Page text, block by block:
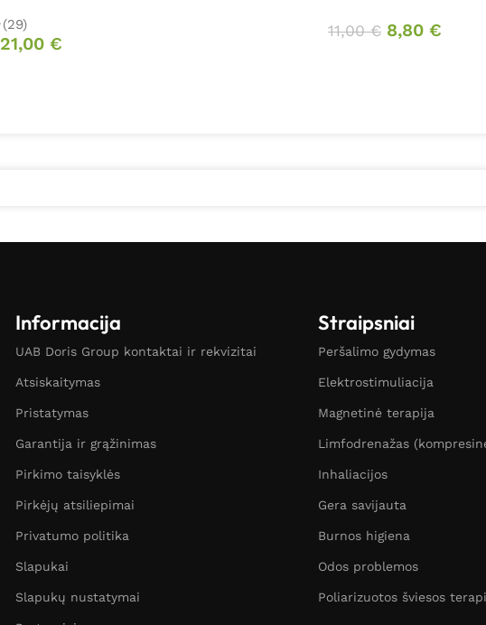
(29)
21,00€
11,00€ 8,80 €
Informacija
UAB Doris Group kontaktai ir rekvizitai
Atsiskaitymas
Pristatymas
Garantija ir grąžinimas
Pirkimo taisyklės
Pirkėjų atsiliepimai
Privatumo politika
Slapukai
Slapukų nustatymai
Straipsniai
Peršalimo gydymas
Elektrostimuliacija
Magnetinė terapija
Limfodrenažas
Inhaliacijos
Gera savijauta
Burnos higiena
Odos problemos
Poliarizuotos šviesos